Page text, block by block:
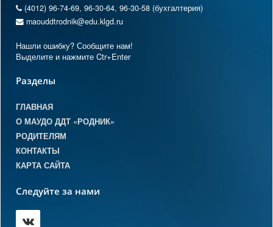
(4012) 96-74-69, 96-30-64, 96-30-58 (бухгалтерия)
maouddtrodnik@edu.klgd.ru
Нашли ошибку? Сообщите нам!
Выделите и нажмите Ctr+Enter
Разделы
ГЛАВНАЯ
О МАУДО ДДТ «РОДНИК»
РОДИТЕЛЯМ
КОНТАКТЫ
КАРТА САЙТА
Следуйте за нами